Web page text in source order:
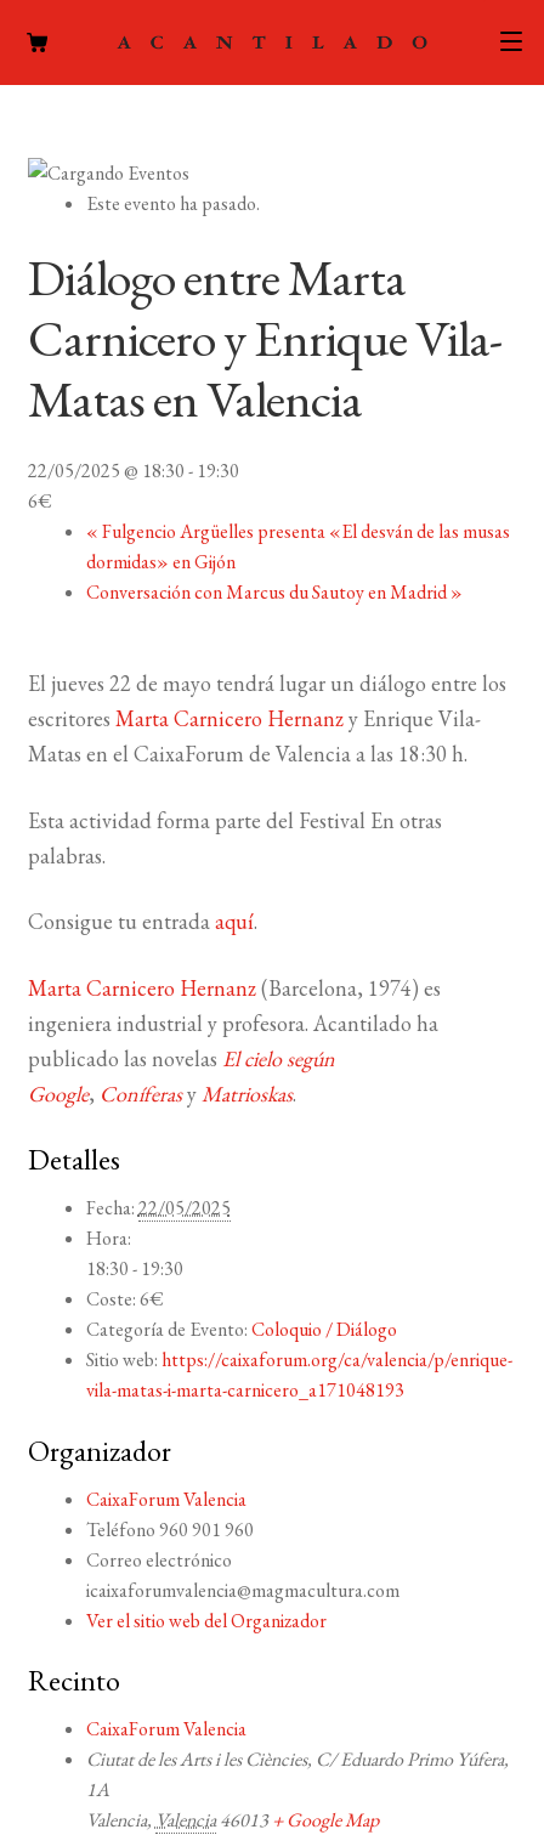
hijo
PODCAST
LA EDITORIAL
FOREIGN RIGHTS
CONTACTO
MI CUENTA
BUSCAR
Este evento ha pasado.
Diálogo entre Marta
Carnicero y Enrique Vila-
Matas en Valencia
22/05/2025 @ 18:30- 19:30
6€
«Fulgencio Argüelles presenta «El desván de las musas
dormidas» en Gijón
Conversación con Marcus du Sautoy en Madrid»
El jueves 22 de mayo tendrá lugar un diálogo entre los
escritores Marta Carnicero Hernanzy Enrique Vila-
Matas en el CaixaForum de Valencia a las 18:30 h.
Esta actividad forma parte del Festival En otras
palabras.
Consigue tu entradaaquí.
Marta Carnicero Hernanz(Barcelona, 1974) es
ingeniera industrial y profesora. Acantilado ha
publicado las novelas El cielo según
Google, ConíferasyMatrioskas.
Detalles
Fecha:22/05/2025
Hora:
18:30 - 19:30
Coste:6€
Categoría de Evento:Coloquio / Diálogo
Sitio web: https://caixaforum.org/ca/valencia/p/enrique-
vila-matas-i-marta-carnicero_a171048193
Organizador
CaixaForum Valencia
Teléfono 960 901 960
Correo electrónico
icaixaforumvalencia@magmacultura.com
Ver el sitio web del Organizador
Recinto
CaixaForum Valencia
Ciutat de les Arts i les Ciències, C/ Eduardo Primo Yúfera,
1A
Valencia,Valencia 46013 + Google Map